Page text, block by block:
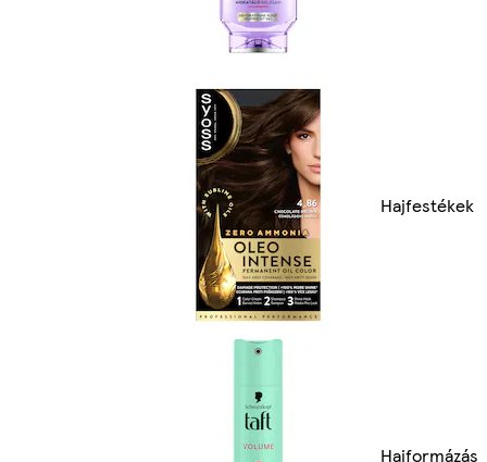
Hajfestékek
Hajformázás